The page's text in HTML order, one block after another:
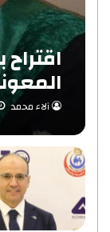
حاتم
آلاء محمد